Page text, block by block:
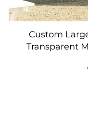
Custom
Transparent